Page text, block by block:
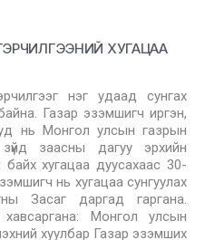
ХУГАЦАА
нэг удаад сунгах
Газар эзэмшигч иргэн,
нь Монгол улсын газрын
заасны дагуу эрхийн
байх хугацаа дуусахаас 30-
нь хугацаа сунгуулах
Засаг даргад гаргана.
хавсаргана: Монгол улсын
хуулбар Газар эзэмших